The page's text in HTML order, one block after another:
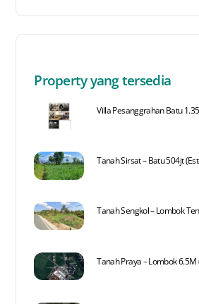
Property yang tersedia
Villa Pesanggrahan Batu
Tanah Sirsat – Batu 504jt
Tanah Sengkol – Lombok
Tanah Praya – Lombok 6.5M